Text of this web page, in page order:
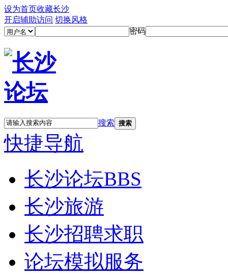
设为首页收藏长沙
开启辅助访问 切换风格
密码
搜索 搜索
快捷导航
长沙论坛BBS
长沙旅游
长沙招聘求职
论坛模拟服务